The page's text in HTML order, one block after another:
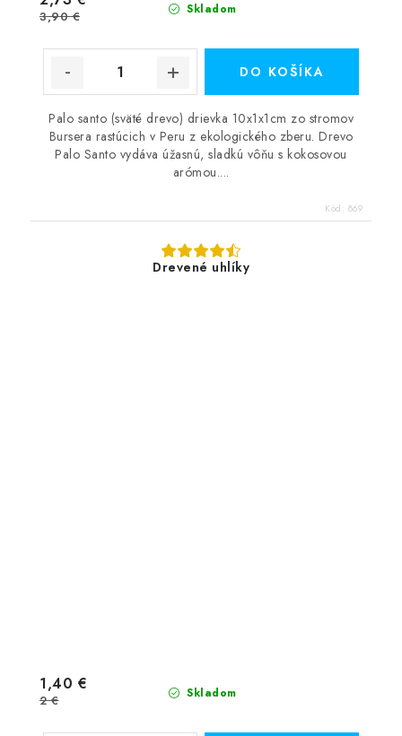
Skladom
3,90 €
DO KOŠÍKA
Palo santo (sväté drevo) drievka 10x1x1cm zo stromov
Bursera rastúcich v Peru z ekologického zberu. Drevo
Palo Santo vydáva úžasnú, sladkú vôňu s kokosovou
arómou....
Kód: 869
Drevené uhlíky
Skladom
1,40 €
2 €